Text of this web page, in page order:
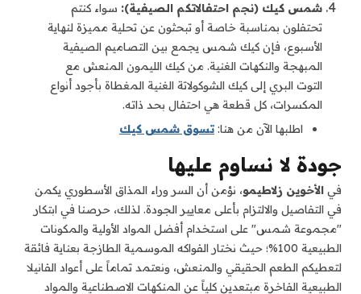
شمس كيك (نجم احتفالاتكم الصيفية): سواء كنتم
تحتفلون بمناسبة خاصة أو تبحثون عن تحلية مميزة لنهاية
الأسبوع، فإن كيك شمس يجمع بين التصاميم الصيفية
المبهجة والنكهات الغنية. من كيك الليمون المنعش مع
التوت البري إلى كيك الشوكولاتة الغنية المغطاة بأجود أنواع
المكسرات، كل قطعة هي احتفال بحد ذاته.
اطلبها الآن من هنا: تسوق شمس كيك
جودة لا نساوم عليها
في الأخوين زلاطيمو، نؤمن أن السر وراء المذاق الأسطوري يكمن
في التفاصيل والالتزام بأعلى معايير الجودة. لذلك، حرصنا في ابتكار
"مجموعة شمس" على استخدام أفضل المواد الأولية والمكونات
الطبيعية 100%؛ حيث نختار الفواكه الموسمية الطازجة بعناية فائقة
لتعطيكم الطعم الحقيقي والمنعش، ونعتمد تماماً على أعواد الفانيلا
الطبيعية الفاخرة مبتعدين كلياً عن المنكهات الاصطناعية والمواد